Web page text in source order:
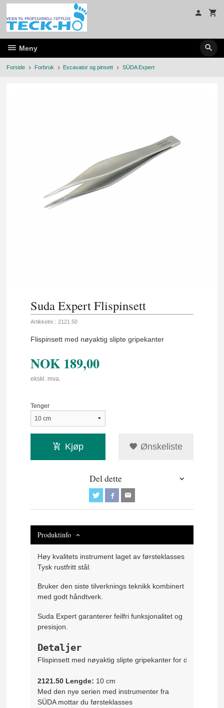
Gå
innholdet
Meny
Forside Forbruk Excavator og pinsett SÜDA Expert
Suda Expert Flispinsett
Artikkelnr.: 2121.50
Flispinsett med nøyaktig slipte gripekanter
NOK 189,00
ekskl. mva.
Tenger
Kjøp Ønskeliste
Del dette
Produktinfo
Høy kvalitets instrument laget av førsteklasses
Tysk rustfritt stål.
Bruker den siste tilverknings teknikk kombinert
med godt håndtverk.
Suda Expert garanterer feilfri funksjonalitet og
presisjon.
Detaljer
Flispinsett med nøyaktig slipte gripekanter for det beste
2121.50 Lengde: 10 cm
Med den nye serien med instrumenter fra
SÜDA mottar du førsteklasses